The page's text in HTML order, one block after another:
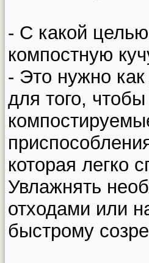
- С какой
компостную
- Это нужно
для того,
которая легко
Увлажнять
отходами или
быстрому